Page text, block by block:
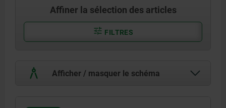
Affiner la sélection des articles
FILTRES
Afficher / masquer le schéma